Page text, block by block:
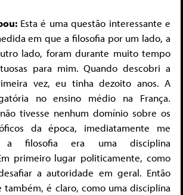
Esta é uma questão interessante e
em que a filosofia por um lado, a
lado, foram durante muito tempo
para mim. Quando descobri a
vez, eu tinha dezoito anos. A
no ensino médio na França.
tivesse nenhum domínio sobre os
da época, imediatamente me
a filosofia era uma disciplina
primeiro lugar politicamente, como
a autoridade em geral. Então
também, é claro, como uma disciplina